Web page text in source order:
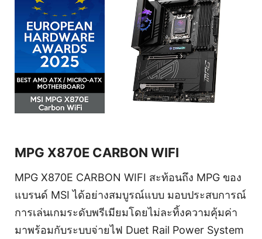
MPG X870E CARBON WIFI
MPG X870E CARBON WIFI สะท้อนถึง MPG ของ
แบรนด์ MSI ได้อย่างสมบูรณ์แบบ มอบประสบการณ์
การเล่นเกมระดับพรีเมียมโดยไม่ละทิ้งความคุ้มค่า
มาพร้อมกับระบบจ่ายไฟ Duet Rail Power System